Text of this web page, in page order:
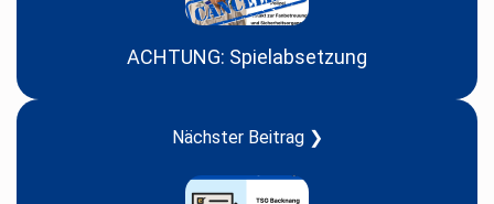
ACHTUNG: Spielabsetzung
Nächster Beitrag ❯